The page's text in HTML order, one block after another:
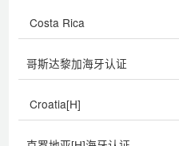
Costa Rica
哥斯达黎加海牙认证
Croatia[H]